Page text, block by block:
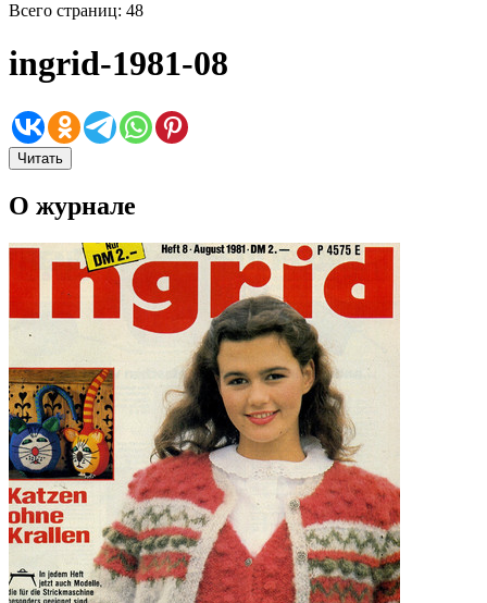
Всего страниц: 48
ingrid-1981-08
Читать
О журнале